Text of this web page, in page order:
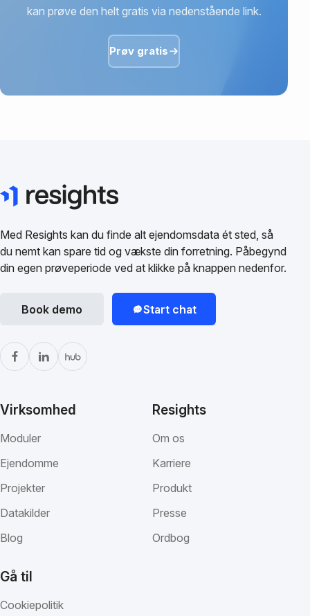
kan prøve den helt gratis via nedenstående link.
Prøv gratis
Med Resights kan du finde alt ejendomsdata ét sted, så
du nemt kan spare tid og vækste din forretning. Påbegynd
din egen prøveperiode ved at klikke på knappen nedenfor.
Book demo Start chat
Virksomhed
Moduler
Ejendomme
Projekter
Datakilder
Blog
Resights
Om os
Karriere
Produkt
Presse
Ordbog
Gå til
Cookiepolitik